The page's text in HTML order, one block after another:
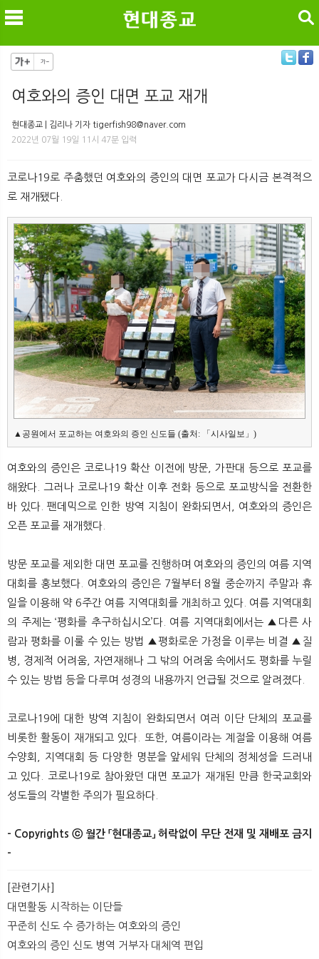
뉴 색
검색
여호와의 증인 대면 포교 재개
현대종교 | 김리나 기자 tigerfish98@naver.com
2022년 07월 19일 11시 47분 입력
코로나19로 주춤했던 여호와의 증인의 대면 포교가 다시금 본격적으
로 재개됐다.
▲공원에서 포교하는 여호와의 증인 신도들 (출처: 「시사일보」)
여호와의 증인은 코로나19 확산 이전에 방문, 가판대 등으로 포교를
해왔다. 그러나 코로나19 확산 이후 전화 등으로 포교방식을 전환한
바 있다. 팬데믹으로 인한 방역 지침이 완화되면서, 여호와의 증인은
오픈 포교를 재개했다.
방문 포교를 제외한 대면 포교를 진행하며 여호와의 증인의 여름 지역
대회를 홍보했다. 여호와의 증인은 7월부터 8월 중순까지 주말과 휴
일을 이용해 약 6주간 여름 지역대회를 개최하고 있다. 여름 지역대회
의 주제는 ‘평화를 추구하십시오’다. 여름 지역대회에서는 ▲다른 사
람과 평화를 이룰 수 있는 방법 ▲평화로운 가정을 이루는 비결 ▲질
병, 경제적 어려움, 자연재해나 그 밖의 어려움 속에서도 평화를 누릴
수 있는 방법 등을 다루며 성경의 내용까지 언급될 것으로 알려졌다.
코로나19에 대한 방역 지침이 완화되면서 여러 이단 단체의 포교를
비롯한 활동이 재개되고 있다. 또한, 여름이라는 계절을 이용해 여름
수양회, 지역대회 등 다양한 명분을 앞세워 단체의 정체성을 드러내
고 있다. 코로나19로 참아왔던 대면 포교가 재개된 만큼 한국교회와
성도들의 각별한 주의가 필요하다.​
- Copyrights ⓒ 월간 「현대종교」 허락없이 무단 전재 및 재배포 금지
-
[관련기사]
대면활동 시작하는 이단들
꾸준히 신도 수 증가하는 여호와의 증인
여호와의 증인 신도 병역 거부자 대체역 편입